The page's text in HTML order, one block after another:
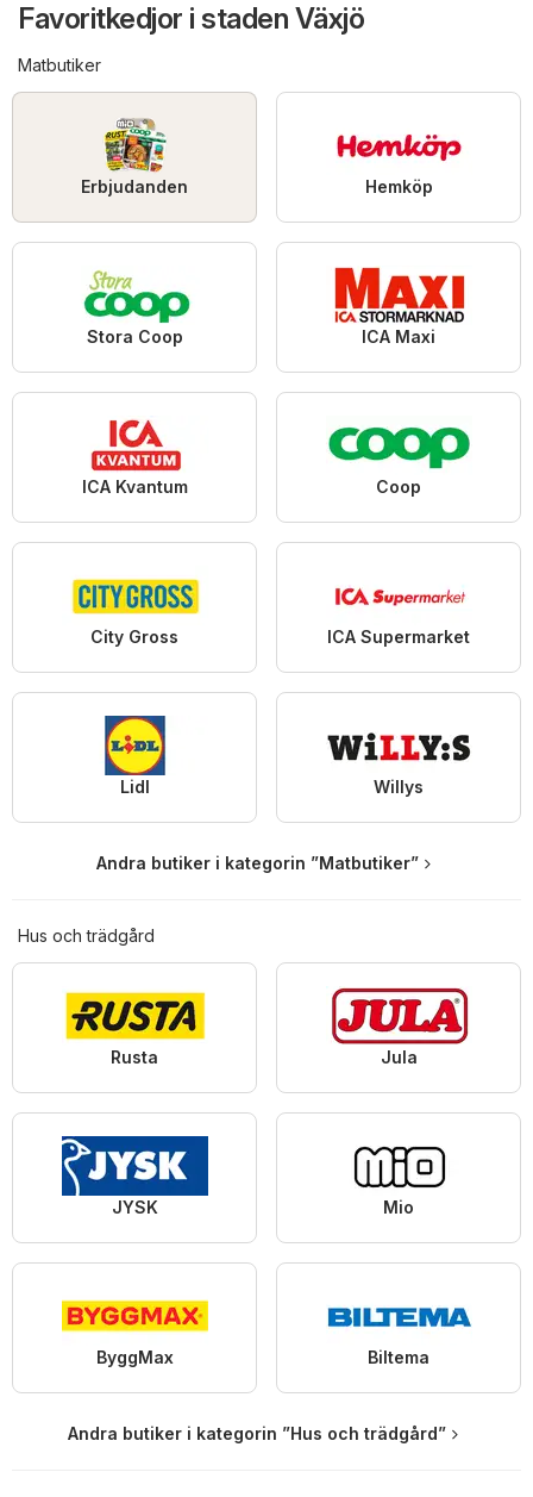
Favoritkedjor i staden Växjö
Matbutiker
Erbjudanden Hemköp
Stora Coop ICA Maxi
ICA Kvantum Coop
City Gross ICA Supermarket
Lidl Willys
Andra butiker i kategorin ”Matbutiker”
Hus och trädgård
Rusta Jula
JYSK Mio
ByggMax Biltema
Andra butiker i kategorin ”Hus och trädgård”